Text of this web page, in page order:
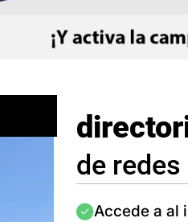
de
Imagen
Accede a al